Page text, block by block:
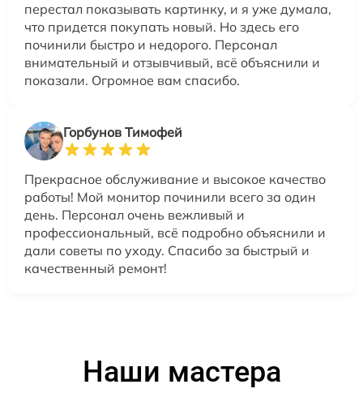
перестал показывать картинку, и я уже думала,
что придется покупать новый. Но здесь его
починили быстро и недорого. Персонал
внимательный и отзывчивый, всё объяснили и
показали. Огромное вам спасибо.
Горбунов Тимофей
Прекрасное обслуживание и высокое качество
работы! Мой монитор починили всего за один
день. Персонал очень вежливый и
профессиональный, всё подробно объяснили и
дали советы по уходу. Спасибо за быстрый и
качественный ремонт!
Наши мастера